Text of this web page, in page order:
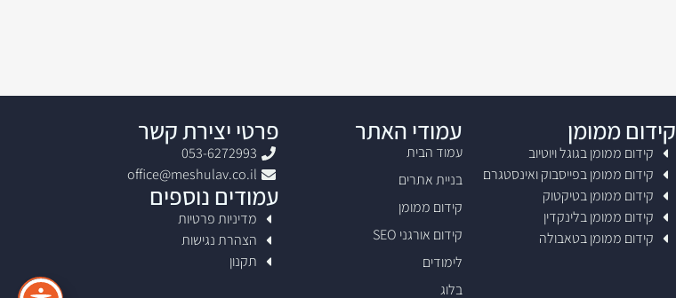
קידום ממומן
קידום ממומן בגוגל ויוטיוב
קידום ממומן בפייסבוק ואינסטגרם
קידום ממומן בטיקטוק
קידום ממומן בלינקדין
קידום ממומן בטאבולה
עמודי האתר
עמוד הבית
בניית אתרים
קידום ממומן
קידום אורגני SEO
לימודים
בלוג
פרטי יצירת קשר
053-6272993
office@meshulav.co.il
עמודים נוספים
מדיניות פרטיות
הצהרת נגישות
תקנון